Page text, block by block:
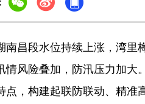
昌段水位持续上涨，湾里
风险叠加，防汛压力加大
，构建起联防联动、精准